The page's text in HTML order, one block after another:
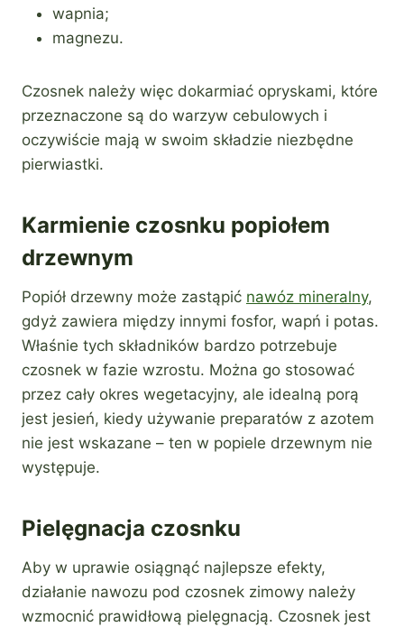
wapnia;
magnezu.
Czosnek należy więc dokarmiać opryskami, które
przeznaczone są do warzyw cebulowych i
oczywiście mają w swoim składzie niezbędne
pierwiastki.
Karmienie czosnku popiołem
drzewnym
Popiół drzewny może zastąpić nawóz mineralny,
gdyż zawiera między innymi fosfor, wapń i potas.
Właśnie tych składników bardzo potrzebuje
czosnek w fazie wzrostu. Można go stosować
przez cały okres wegetacyjny, ale idealną porą
jest jesień, kiedy używanie preparatów z azotem
nie jest wskazane – ten w popiele drzewnym nie
występuje.
Pielęgnacja czosnku
Aby w uprawie osiągnąć najlepsze efekty,
działanie nawozu pod czosnek zimowy należy
wzmocnić prawidłową pielęgnacją. Czosnek jest